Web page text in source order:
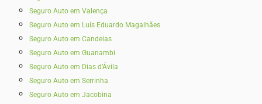
Seguro Auto em Valença
Seguro Auto em Luís Eduardo Magalhães
Seguro Auto em Candeias
Seguro Auto em Guanambi
Seguro Auto em Dias d’Ávila
Seguro Auto em Serrinha
Seguro Auto em Jacobina